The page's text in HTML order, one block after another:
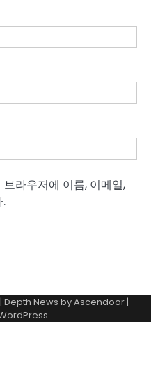
라우저에 이름, 이메일,
.
| Depth News byAscendoor|
.